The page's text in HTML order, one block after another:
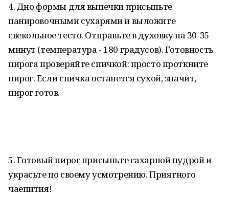
4. Дно формы для выпечки присыпьте
панировочными сухарями и выложите
свекольное тесто. Отправьте в духовку на 30-35
минут (температура - 180 градусов). Готовность
пирога проверяйте спичкой: просто проткните
пирог. Если спичка останется сухой, значит,
пирог готов.
5. Готовый пирог присыпьте сахарной пудрой и
украсьте по своему усмотрению. Приятного
чаепития!